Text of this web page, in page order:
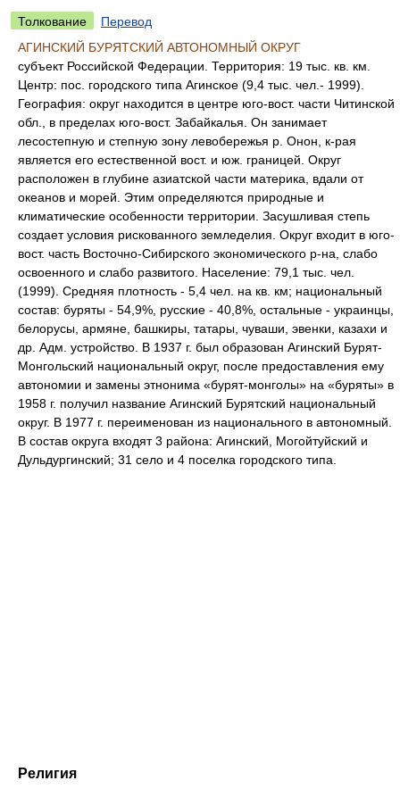
Толкование
Перевод
АГИНСКИЙ БУРЯТСКИЙ АВТОНОМНЫЙ ОКРУГ
субъект Российской Федерации. Территория: 19 тыс. кв. км.
Центр: пос. городского типа Агинское (9,4 тыс. чел.- 1999).
География: округ находится в центре юго-вост. части Читинской
обл., в пределах юго-вост. Забайкалья. Он занимает
лесостепную и степную зону левобережья р. Онон, к-рая
является его естественной вост. и юж. границей. Округ
расположен в глубине азиатской части материка, вдали от
океанов и морей. Этим определяются природные и
климатические особенности территории. Засушливая степь
создает условия рискованного земледелия. Округ входит в юго-
вост. часть Восточно-Сибирского экономического р-на, слабо
освоенного и слабо развитого. Население: 79,1 тыс. чел.
(1999). Средняя плотность - 5,4 чел. на кв. км; национальный
состав: буряты - 54,9%, русские - 40,8%, остальные - украинцы,
белорусы, армяне, башкиры, татары, чуваши, эвенки, казахи и
др. Адм. устройство. В 1937 г. был образован Агинский Бурят-
Монгольский национальный округ, после предоставления ему
автономии и замены этнонима «бурят-монголы» на «буряты» в
1958 г. получил название Агинский Бурятский национальный
округ. В 1977 г. переименован из национального в автономный.
В состав округа входят 3 района: Агинский, Могойтуйский и
Дульдургинский; 31 село и 4 поселка городского типа.
Религия